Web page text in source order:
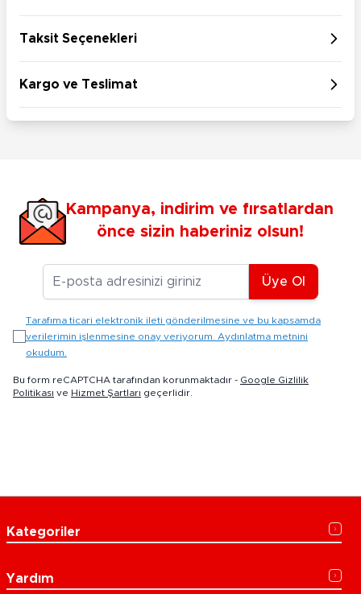
Taksit Seçenekleri
Kargo ve Teslimat
Kampanya, indirim ve fırsatlardan
önce sizin haberiniz olsun!
E-posta Adresiniz
Üye Ol
Tarafıma ticari elektronik ileti gönderilmesine ve bu kapsamda
verilerimin işlenmesine onay veriyorum. Aydınlatma metnini
okudum.
Bu form reCAPTCHA tarafından korunmaktadır - Google Gizlilik
Politikası ve Hizmet Şartları geçerlidir.
Kategoriler
Yardım